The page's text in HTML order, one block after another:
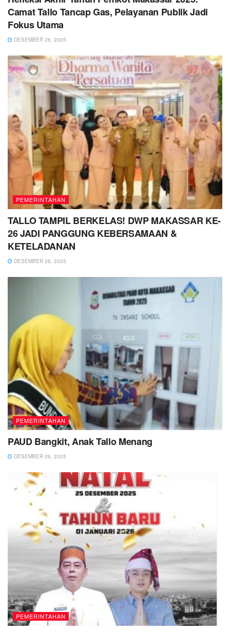
Camat Tallo Tancap Gas, Pelayanan Publik Jadi
Fokus Utama
DESEMBER 26, 2025
PEMERINTAHAN
TALLO TAMPIL BERKELAS! DWP MAKASSAR KE-
26 JADI PANGGUNG KEBERSAMAAN &
KETELADANAN
DESEMBER 26, 2025
PEMERINTAHAN
PAUD Bangkit, Anak Tallo Menang
DESEMBER 26, 2025
PEMERINTAHAN